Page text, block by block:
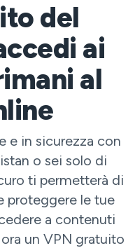
del
ai
al
e in sicurezza con
o sei solo di
ti permetterà di
proteggere le tue
a contenuti
un VPN gratuito